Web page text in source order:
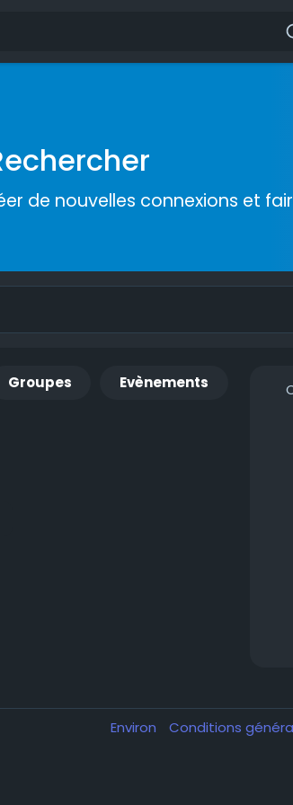
de nouvelles connexions et
Groupes Evènements
Environ Conditions